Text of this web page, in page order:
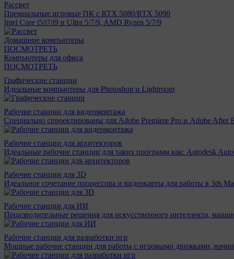
Рассвет
Премиальные игровые ПК с RTX 5080/RTX 5090
Intel Core i5/i7/i9 и Ultra 5/7/9, AMD Ryzen 5/7/9
Домашние компьютеры
ПОСМОТРЕТЬ
Компьютеры для офиса
ПОСМОТРЕТЬ
Графические станции
Идеальные компьютеры для Photoshop и Lightroom
Рабочие станции для видеомонтажа
Специально спроектированы для Adobe Premiere Pro и Adobe After
Рабочие станции для архитекторов
Идеальные рабочие станции для таких программ как: Autodesk
Рабочие станции для 3D
Идеальное сочетание процессора и видеокарты для работы в 3ds
Рабочие станции для ИИ
Производительные решения для искусственного интеллекта,
Рабочие станции для разработки игр
Мощные рабочие станции для работы с игровыми движками,